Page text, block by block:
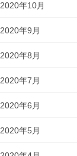
2020年10月
2020年9月
2020年8月
2020年7月
2020年6月
2020年5月